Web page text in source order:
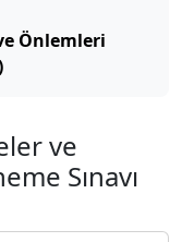
Önlemleri
ve
Sınavı